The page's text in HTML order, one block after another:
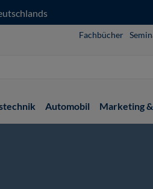
Fachbücher
Automobil Marketing